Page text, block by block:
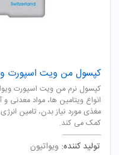
کپسول من ویت اسپورت
کپسول نرم من ویت اسپورت
انواع ویتامین ها، مواد معدنی
مغذی مورد نیاز بدن، تامین
کمک می کند.
تولید کننده: ویواتیون